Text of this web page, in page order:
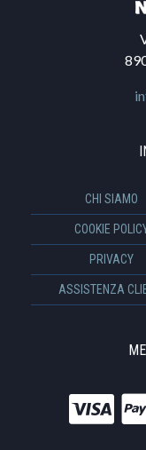
CHI SIAMO
COOKIE
PRIVACY
ASSISTENZA